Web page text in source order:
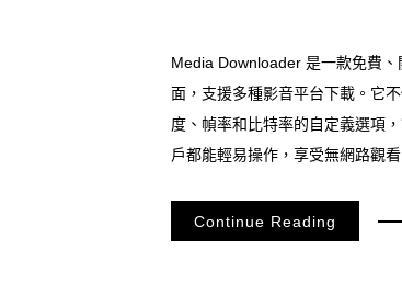
Media Downloader 是一款免費
面，支援多種影音平台下載。它
度、幀率和比特率的自定義選項
戶都能輕易操作，享受無網路觀
Continue Reading